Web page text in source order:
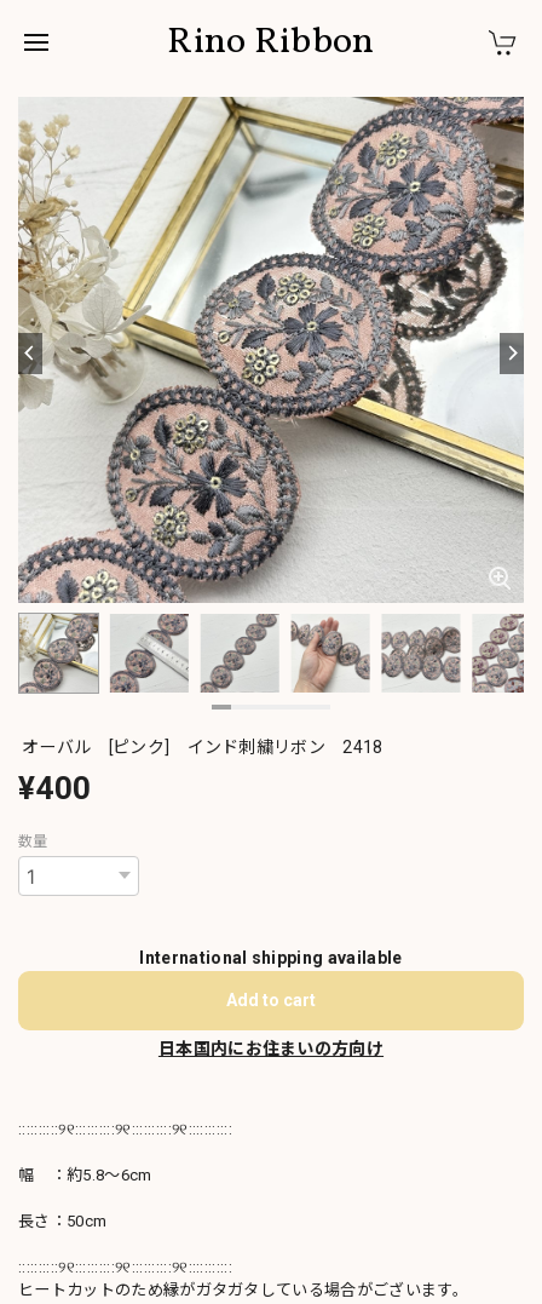
Rino Ribbon
オーバル [ピンク] インド刺繍リボン 2418
¥400
数量
International shipping available
Add to cart
日本国内にお住まいの方向け
::::::::::୨୧::::::::::୨୧::::::::::୨୧:::::::::::
幅 ：約5.8～6cm
長さ：50cm
::::::::::୨୧::::::::::୨୧::::::::::୨୧:::::::::::
ヒートカットのため縁がガタガタしている場合がございます。